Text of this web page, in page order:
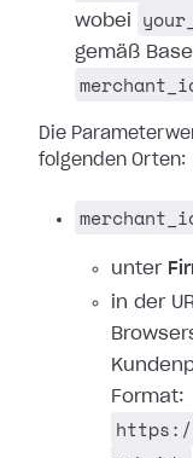
wobei
gemäß
Die
folgenden Orten:
unter
in der
Format: